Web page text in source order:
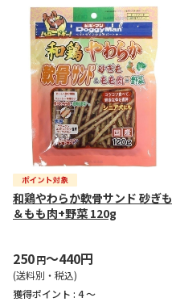
和鶏やわらか軟骨サンド 砂ぎも
＆もも肉+野菜 120g
250円～440円
(送料別・税込)
獲得ポイント : 4 ～